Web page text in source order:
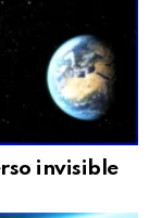
invisible